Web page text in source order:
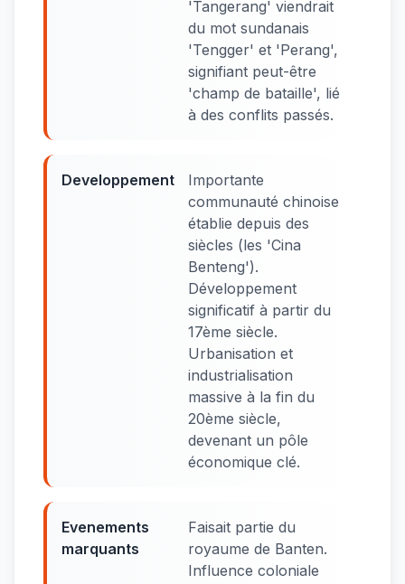
'Tangerang' viendrait
du mot sundanais
'Tengger' et 'Perang',
signifiant peut-être
'champ de bataille', lié
à des conflits passés.
Developpement
Importante
communauté chinoise
établie depuis des
siècles (les 'Cina
Benteng').
Développement
significatif à partir du
17ème siècle.
Urbanisation et
industrialisation
massive à la fin du
20ème siècle,
devenant un pôle
économique clé.
Evenements
marquants
Faisait partie du
royaume de Banten.
Influence coloniale